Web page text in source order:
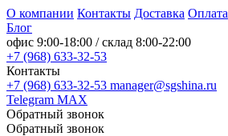
О компании Контакты Доставка Оплата
Блог
офис 9:00-18:00 / склад 8:00-22:00
+7 (968) 633-32-53
Контакты
+7 (968) 633-32-53 manager@sgshina.ru
Telegram MAX
Обратный звонок
Обратный звонок